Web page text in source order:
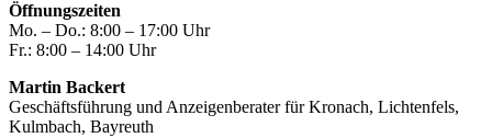
Öffnungszeiten
Mo. – Do.: 8:00 – 17:00 Uhr
Fr.: 8:00 – 14:00 Uhr
Martin Backert
Geschäftsführung und Anzeigenberater für Kronach, Lichtenfels,
Kulmbach, Bayreuth